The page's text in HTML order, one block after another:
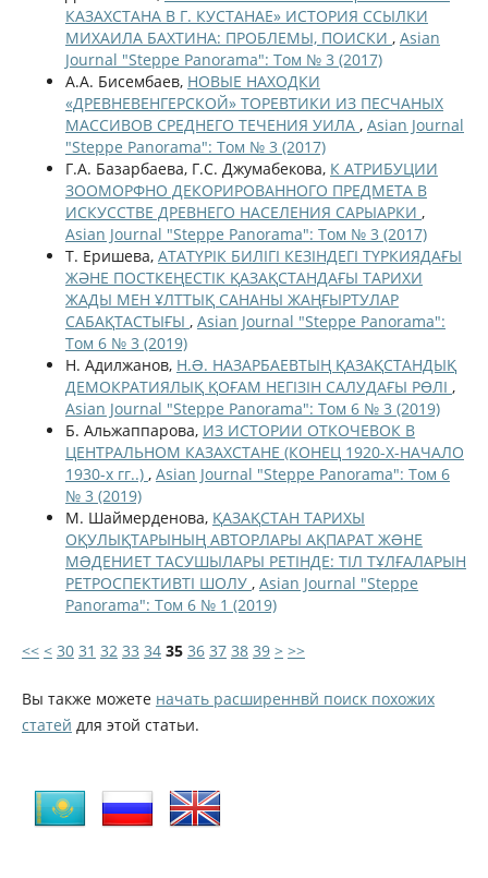
КАЗАХСТАНА В Г. КУСТАНАЕ» ИСТОРИЯ ССЫЛКИ
МИХАИЛА БАХТИНА: ПРОБЛЕМЫ, ПОИСКИ , Asian
Journal "Steppe Panorama": Том № 3 (2017)
А.А. Бисембаев, НОВЫЕ НАХОДКИ
«ДРЕВНЕВЕНГЕРСКОЙ» ТОРЕВТИКИ ИЗ ПЕСЧАНЫХ
МАССИВОВ СРЕДНЕГО ТЕЧЕНИЯ УИЛА , Asian Journal
"Steppe Panorama": Том № 3 (2017)
Г.А. Базарбаева, Г.С. Джумабекова, К АТРИБУЦИИ
ЗООМОРФНО ДЕКОРИРОВАННОГО ПРЕДМЕТА В
ИСКУССТВЕ ДРЕВНЕГО НАСЕЛЕНИЯ САРЫАРКИ ,
Asian Journal "Steppe Panorama": Том № 3 (2017)
Т. Еришева, АТАТҮРІК БИЛІГІ КЕЗІНДЕГІ ТҮРКИЯДАҒЫ
ЖӘНЕ ПОСТКЕҢЕСТІК ҚАЗАҚСТАНДАҒЫ ТАРИХИ
ЖАДЫ МЕН ҰЛТТЫҚ САНАНЫ ЖАҢҒЫРТУЛАР
САБАҚТАСТЫҒЫ , Asian Journal "Steppe Panorama":
Том 6 № 3 (2019)
Н. Адилжанов, Н.Ə. НАЗАРБАЕВТЫҢ ҚАЗАҚСТАНДЫҚ
ДЕМОКРАТИЯЛЫҚ ҚОҒАМ НЕГІЗІН САЛУДАҒЫ РӨЛІ ,
Asian Journal "Steppe Panorama": Том 6 № 3 (2019)
Б. Альжаппарова, ИЗ ИСТОРИИ ОТКОЧЕВОК В
ЦЕНТРАЛЬНОМ КАЗАХСТАНЕ (КОНЕЦ 1920-Х-НАЧАЛО
1930-х гг..) , Asian Journal "Steppe Panorama": Том 6
№ 3 (2019)
М. Шаймерденова, ҚАЗАҚСТАН ТАРИХЫ
ОҚУЛЫҚТАРЫНЫҢ АВТОРЛАРЫ АҚПАРАТ ЖƏНЕ
МƏДЕНИЕТ ТАСУШЫЛАРЫ РЕТІНДЕ: ТІЛ ТҰЛҒАЛАРЫН
РЕТРОСПЕКТИВТІ ШОЛУ , Asian Journal "Steppe
Panorama": Том 6 № 1 (2019)
<< < 30 31 32 33 34 35 36 37 38 39 > >>
Вы также можете начать расширеннвй поиск похожих
статей для этой статьи.